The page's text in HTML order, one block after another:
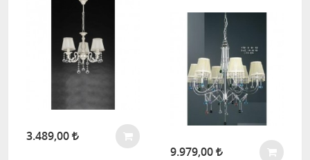
3.489,00
9.979,00